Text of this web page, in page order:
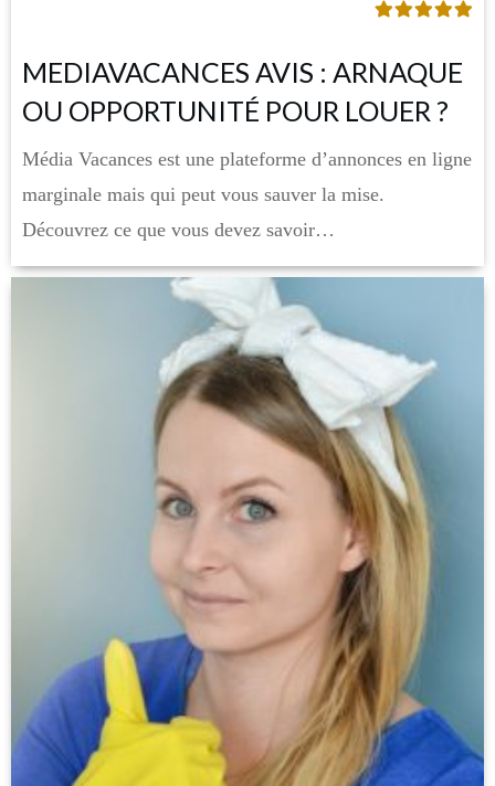
MEDIAVACANCES AVIS : ARNAQUE
OU OPPORTUNITÉ POUR LOUER ?
Média Vacances est une plateforme d’annonces en ligne
marginale mais qui peut vous sauver la mise.
Découvrez ce que vous devez savoir…